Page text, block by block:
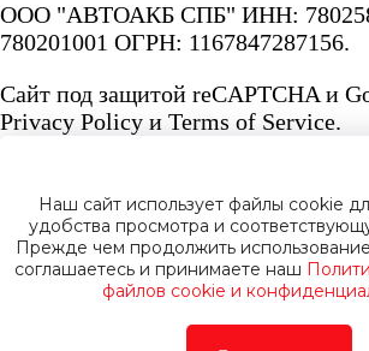
ООО "АВТОАКБ СПБ" ИНН:
780201001 ОГРН: 1167847287156.
Сайт под защитой reCAPTCHA и
Privacy Policy и Terms of Service.
Политика конфиденциальности
Наш сайт использует файлы cookie
удобства просмотра и
Прежде чем продолжить
соглашаетесь и принимаете наш
файлов cookie и